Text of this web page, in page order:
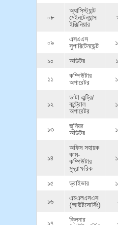
০৮
অ্যাসিস্ট্যান্ট
মেইনটেন্যান্স
ইঞ্জিনিয়ার
০৯
এসএএস
সুপারিটেনডেন্ট
১০ অডিটর
১১
কম্পিউটার
অপারেটর
১২
ডাটা এন্ট্রি/
কন্ট্রোল
অপারেটর
১৩
জুনিয়র
অডিটর
১৪
অফিস সহায়ক
কাম-
কম্পিউটার
মুদ্রাক্ষরিক
১৫ ড্রাইভার
১৬
এমএলএসএস
(আউটসোর্সিং)
১৭
ক্লিনার